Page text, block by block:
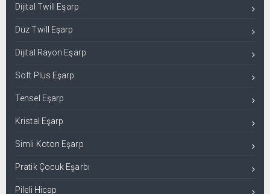
Dijital Twill Eşarp
Düz Twill Eşarp
Dijital Rayon Eşarp
Soft Plus Eşarp
Tensel Eşarp
Kristal Eşarp
Simli Koton Eşarp
Pratik Çocuk Eşarbı
Pileli Hicap